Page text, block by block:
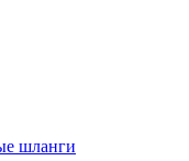
шланги